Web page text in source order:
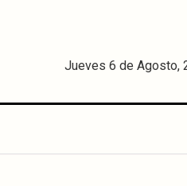
Jueves 6 de Agosto,